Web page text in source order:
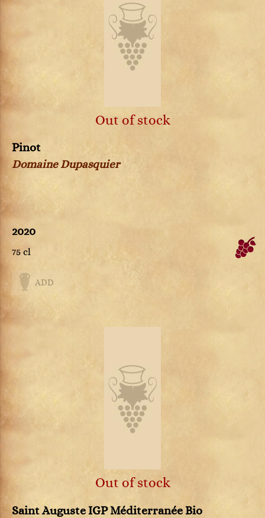
Out of stock
Pinot
Domaine Dupasquier
2020
75 cl
ADD
Out of stock
Saint Auguste IGP Méditerranée Bio